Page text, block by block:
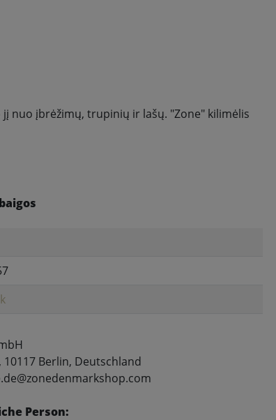
nuo įbrėžimų, trupinių ir lašų. "Zone" kilimėlis
Berlin, Deutschland
Person: